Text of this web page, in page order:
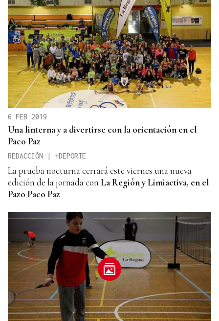
6 FEB 2019
Una linterna y a divertirse con la orientación en el
Paco Paz
REDACCIÓN | +DEPORTE
La prueba nocturna cerrará este viernes una nueva
edición de la jornada con La Región y Limiactiva, en el
Pazo Paco Paz